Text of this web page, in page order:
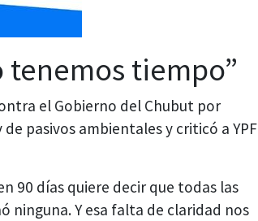
tenemos tiempo”
el Gobierno del Chubut por
pasivos ambientales y criticó a YPF
90 días quiere decir que todas las
ninguna. Y esa falta de claridad nos